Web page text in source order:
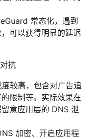
常态化，遇到
可以获得明显的延迟
抗
较高，包含对广告追
限制等。实际效果在
意应用层的 DNS 泄
加密、开启应用程